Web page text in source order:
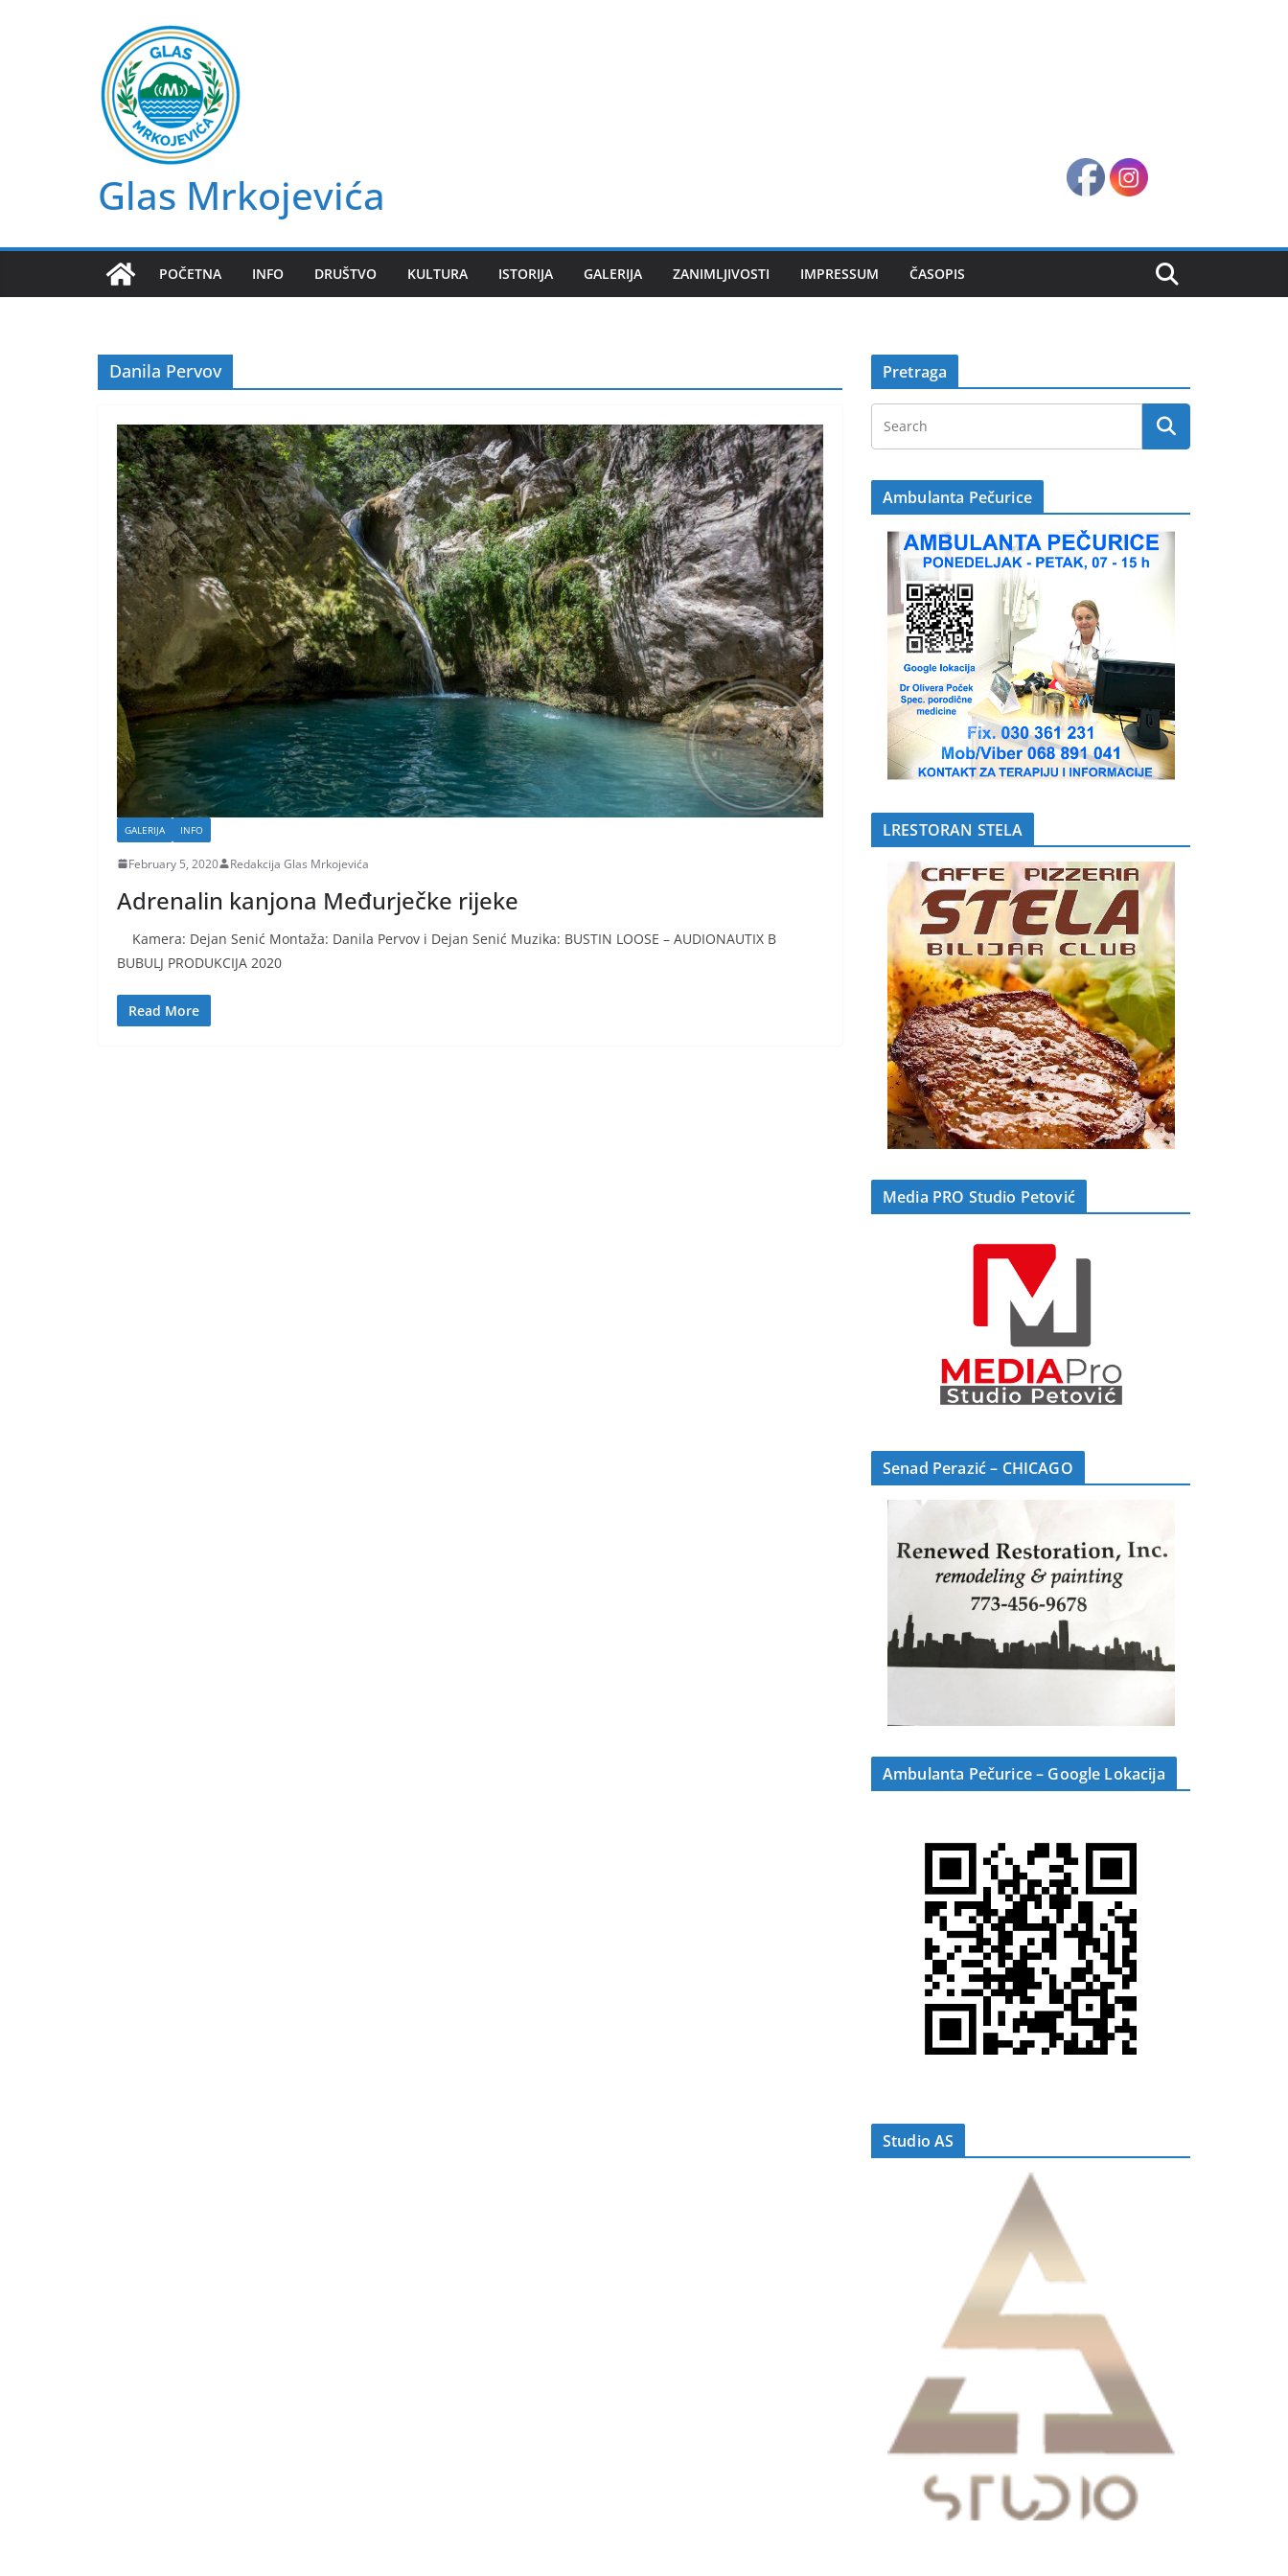
Glas Mrkojevića
POČETNA INFO DRUŠTVO KULTURA ISTORIJA GALERIJA ZANIMLJIVOSTI IMPRESSUM ČASOPIS
Danila Pervov
GALERIJA INFO
February 5, 2020 Redakcija Glas Mrkojevića
Adrenalin kanjona Međurječke rijeke
Kamera: Dejan Senić Montaža: Danila Pervov i Dejan Senić Muzika: BUSTIN LOOSE – AUDIONAUTIX B
BUBULJ PRODUKCIJA 2020
Read More
Pretraga
Ambulanta Pečurice
LRESTORAN STELA
Media PRO Studio Petović
Senad Perazić – CHICAGO
Ambulanta Pečurice – Google Lokacija
Studio AS